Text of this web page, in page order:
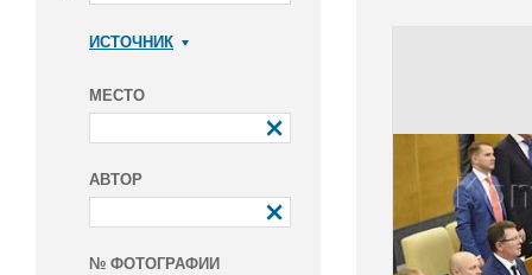
ИСТОЧНИК
МЕСТО
АВТОР
№ ФОТОГРАФИИ